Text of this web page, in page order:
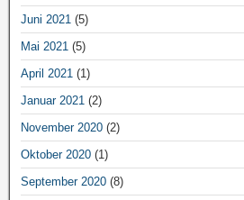
Juni 2021 (5)
Mai 2021 (5)
April 2021 (1)
Januar 2021 (2)
November 2020 (2)
Oktober 2020 (1)
September 2020 (8)